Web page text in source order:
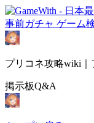
事前ガチャ ゲーム
プリコネ攻略wiki｜
掲示板Q&A